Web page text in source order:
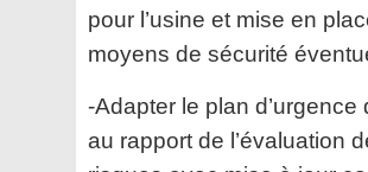
pour l’usine et mise en
moyens de sécurité
-Adapter le plan d’urgence
au rapport de l’évaluation